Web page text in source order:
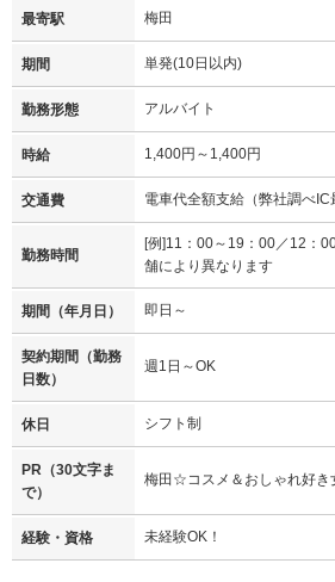
最寄駅 梅田
期間 単発(10日以内)
勤務形態 アルバイト
時給 1,400円～1,400円
交通費 電車代全額支給（弊社調べIC
勤務時間
[例]11：00～19：00／12：
舗により異なります
期間（年月日） 即日～
契約期間（勤務
日数）
週1日～OK
休日 シフト制
PR（30文字ま
で）
梅田☆コスメ＆おしゃれ好き
経験・資格 未経験OK！